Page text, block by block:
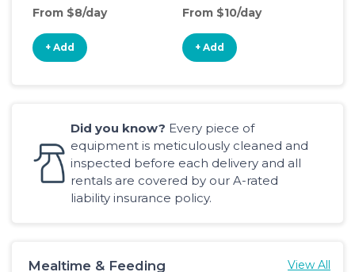
From $8/day
+ Add
From $10/day
+ Add
Did you know? Every piece of
equipment is meticulously cleaned and
inspected before each delivery and all
rentals are covered by our A-rated
liability insurance policy.
Mealtime & Feeding View All